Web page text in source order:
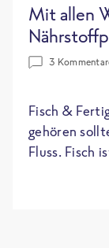
Mit allen
3
Fisch &
gehören
Fluss. Fisch